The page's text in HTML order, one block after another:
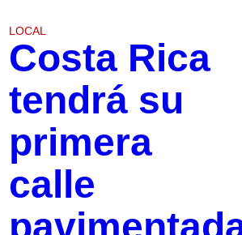
LOCAL
Costa Rica
tendrá su
primera
calle